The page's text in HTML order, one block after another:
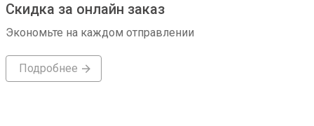
Скидка за онлайн заказ
Экономьте на каждом отправлении
Подробнее